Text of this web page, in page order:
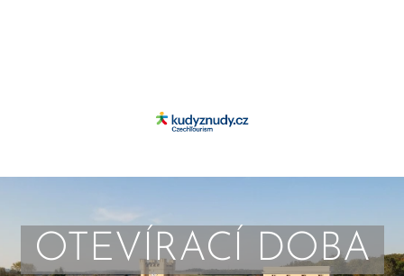
OTEVÍRACÍ DOBA